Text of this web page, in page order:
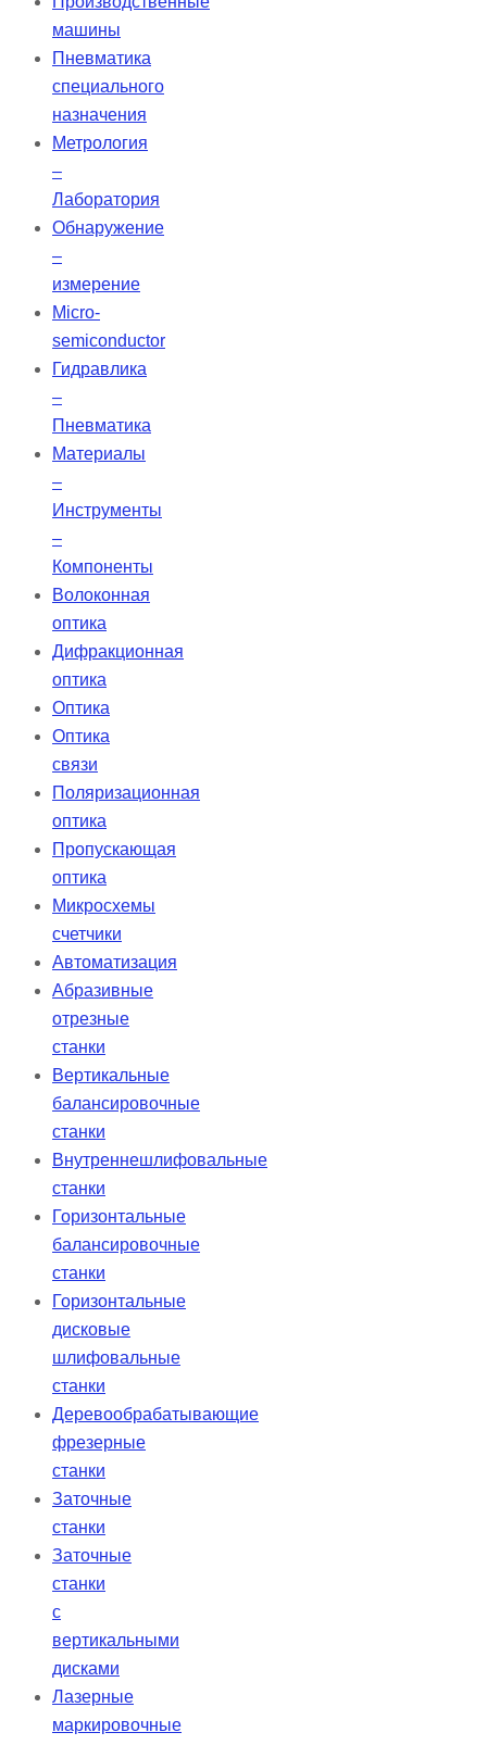
машины
Пневматика
специального
назначения
Метрология
–
Лаборатория
Обнаружение
–
измерение
Micro-
semiconductor
Гидравлика
–
Пневматика
Материалы
–
Инструменты
–
Компоненты
Волоконная
оптика
Дифракционная
оптика
Оптика
Оптика
связи
Поляризационная
оптика
Пропускающая
оптика
Микросхемы
счетчики
Автоматизация
Абразивные
отрезные
станки
Вертикальные
балансировочные
станки
Внутреннешлифовальные
станки
Горизонтальные
балансировочные
станки
Горизонтальные
дисковые
шлифовальные
станки
Деревообрабатывающие
фрезерные
станки
Заточные
станки
Заточные
станки
с
вертикальными
дисками
Лазерные
маркировочные